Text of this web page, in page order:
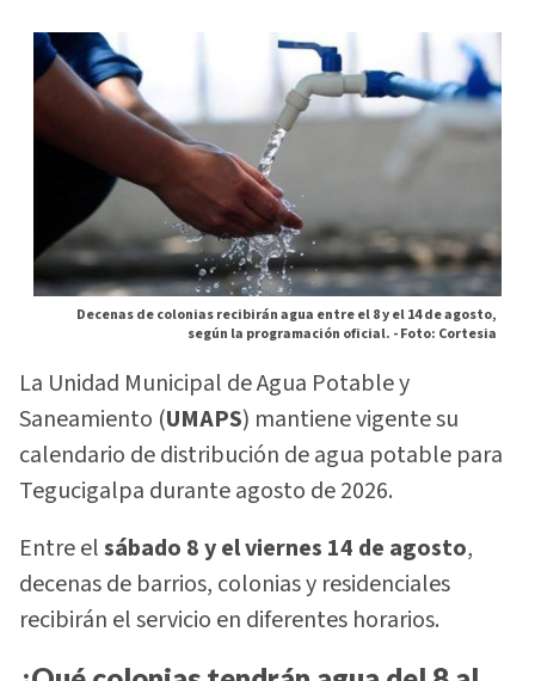
Decenas de colonias recibirán agua entre el 8 y el 14 de agosto,
según la programación oficial. -Foto: Cortesia
La Unidad Municipal de Agua Potable y
Saneamiento (UMAPS) mantiene vigente su
calendario de distribución de agua potable para
Tegucigalpa durante agosto de 2026.
Entre elsábado 8 y el viernes 14 de agosto,
decenas de barrios, colonias y residenciales
recibirán el servicio en diferentes horarios.